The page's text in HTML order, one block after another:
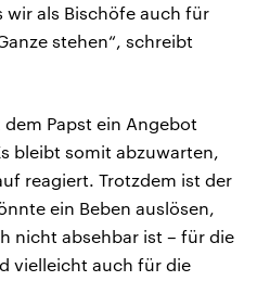
als Bischöfe auch für
stehen“, schreibt
Papst ein Angebot
bleibt somit abzuwarten,
reagiert. Trotzdem ist der
ein Beben auslösen,
nicht absehbar ist – für die
vielleicht auch für die